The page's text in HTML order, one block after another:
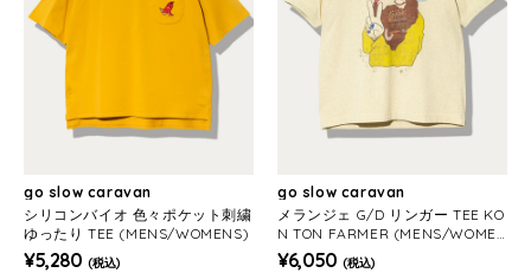
go slow caravan
シリコンバイオ 色々ポケット刺繍
ゆったり TEE (MENS/WOMENS)
¥5,280 (税込)
go slow caravan
メランジェ G/D リンガー TEE KO
N TON FARMER (MENS/WOME
NS)
¥6,050 (税込)